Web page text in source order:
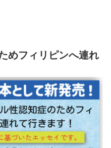
めフィリピンへ連れ